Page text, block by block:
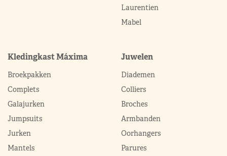
Laurentien
Mabel
Kledingkast Máxima
Broekpakken
Complets
Galajurken
Jumpsuits
Jurken
Mantels
Juwelen
Diademen
Colliers
Broches
Armbanden
Oorhangers
Parures